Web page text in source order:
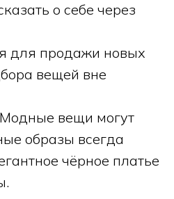
о себе через
для продажи новых
вещей вне
вещи могут
образы всегда
чёрное платье